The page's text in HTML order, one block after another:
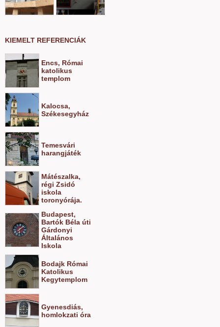
KIEMELT REFERENCIÁK
Encs, Római
katolikus
templom
Kalocsa,
Székesegyház
Temesvári
harangjáték
Mátészalka,
régi Zsidó
iskola
toronyórája.
Budapest,
Bartók Béla úti
Gárdonyi
Általános
Iskola
Bodajk Római
Katolikus
Kegytemplom
Gyenesdiás,
homlokzati óra